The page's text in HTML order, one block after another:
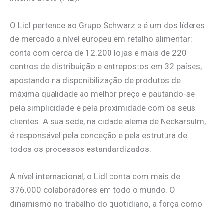
O Lidl pertence ao Grupo Schwarz e é um dos líderes
de mercado a nível europeu em retalho alimentar:
conta com cerca de 12.200 lojas e mais de 220
centros de distribuição e entrepostos em 32 países,
apostando na disponibilização de produtos de
máxima qualidade ao melhor preço e pautando-se
pela simplicidade e pela proximidade com os seus
clientes. A sua sede, na cidade alemã de Neckarsulm,
é responsável pela conceção e pela estrutura de
todos os processos estandardizados.
A nível internacional, o Lidl conta com mais de
376.000 colaboradores em todo o mundo. O
dinamismo no trabalho do quotidiano, a força como